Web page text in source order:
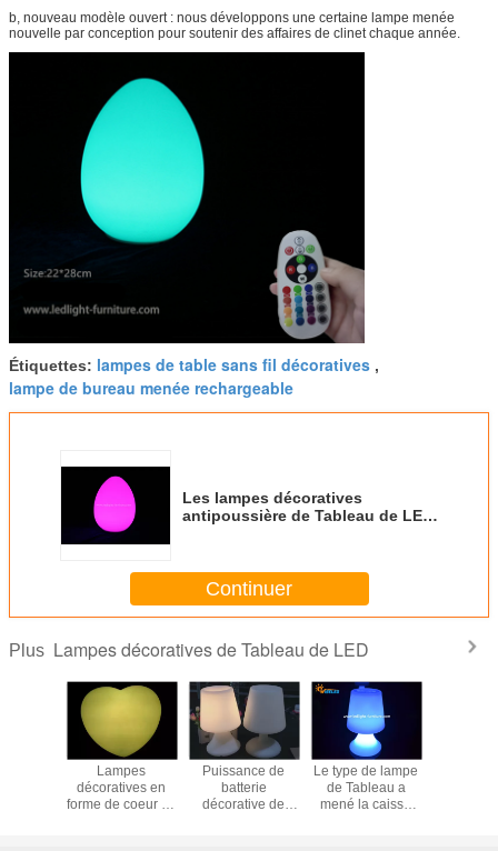
b, nouveau modèle ouvert : nous développons une certaine lampe menée
nouvelle par conception pour soutenir des affaires de clinet chaque année.
Étiquettes: lampes de table sans fil décoratives ,
lampe de bureau menée rechargeable
Les lampes décoratives
antipoussière de Tableau de LED,
Continuer
Plus Lampes décoratives de Tableau de LED
Lampes
décoratives en
forme de coeur de
Puissance de
batterie
décorative de
Le type de lampe
de Tableau a
mené la caisse